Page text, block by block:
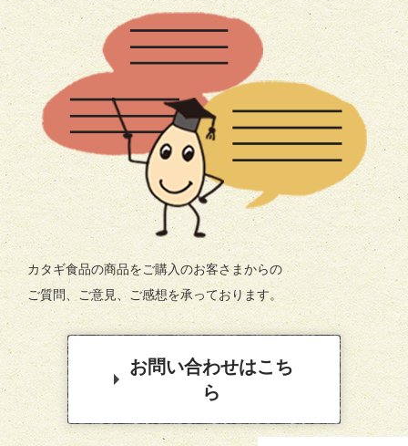
カタギ食品の商品をご購入のお客さまからの
ご質問、ご意見、ご感想を承っております。
お問い合わせはこち
ら